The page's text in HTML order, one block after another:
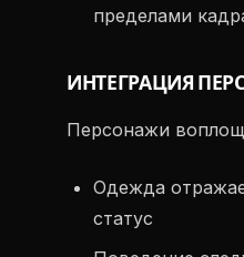
пределами
ИНТЕГРАЦИЯ
Персонажи
Одежда
статус